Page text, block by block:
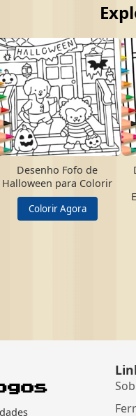
Desenho Fofo de
Halloween para Colorir
Colorir Agora